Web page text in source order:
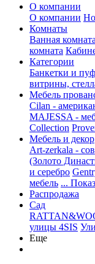
О компании
О компании
Комнаты
Ванная комната
комната
Категории
Банкетки и
витрины,
Мебель
Cilan -
MAJESSA -
Collection
Мебель и декор
Art-zerkala -
(Золото
и серебро
мебель ...
Распродажа
Сад
улицы 4SIS
Еще